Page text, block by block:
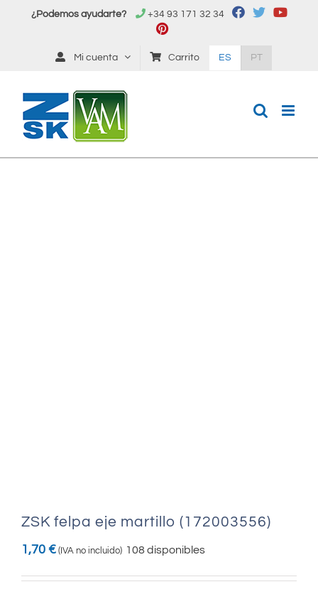
¿Podemos ayudarte? +34 93 171 32 34
Mi cuenta Carrito ES PT
ZSK felpa eje martillo (172003556)
1,70 € (IVA no incluido) 108 disponibles